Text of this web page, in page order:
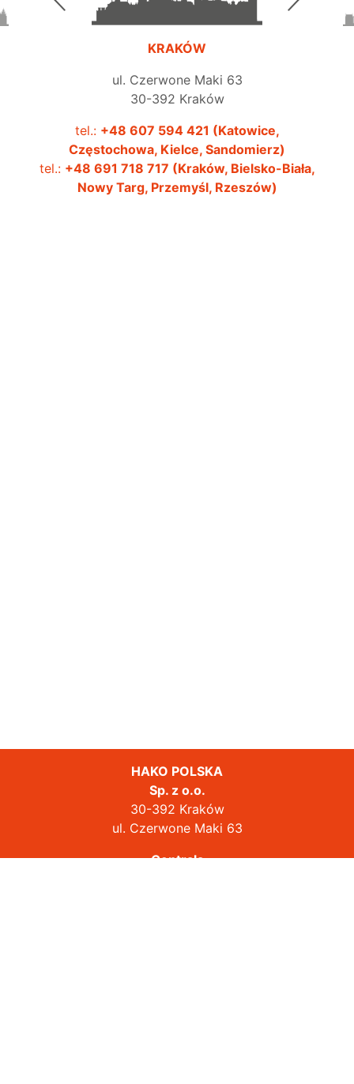
KRAKÓW
ul. Czerwone Maki 63
30-392 Kraków
tel.: +48 607 594 421 (Katowice,
Częstochowa, Kielce, Sandomierz)
tel.: +48 691 718 717 (Kraków, Bielsko-Biała,
Nowy Targ, Przemyśl, Rzeszów)
HAKO POLSKA
Sp. z o.o.
30-392 Kraków
ul. Czerwone Maki 63
Centrala